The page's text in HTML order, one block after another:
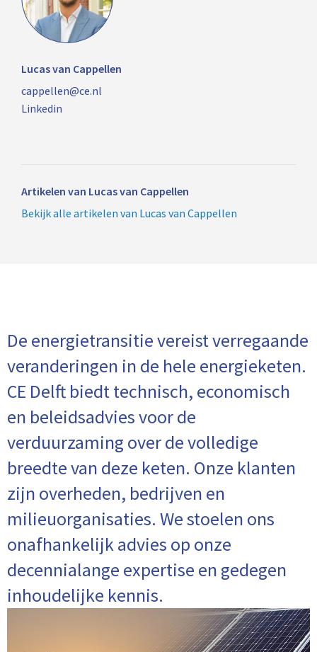
De energietransitie vereist verregaande
veranderingen in de hele energieketen.
CE Delft biedt technisch, economisch
en beleidsadvies voor de
verduurzaming over de volledige
breedte van deze keten. Onze klanten
zijn overheden, bedrijven en
milieuorganisaties. We stoelen ons
onafhankelijk advies op onze
decennialange expertise en gedegen
inhoudelijke kennis.
Lucas van Cappellen
cappellen@ce.nl
Linkedin
Artikelen van Lucas van Cappellen
Bekijk alle artikelen van Lucas van Cappellen